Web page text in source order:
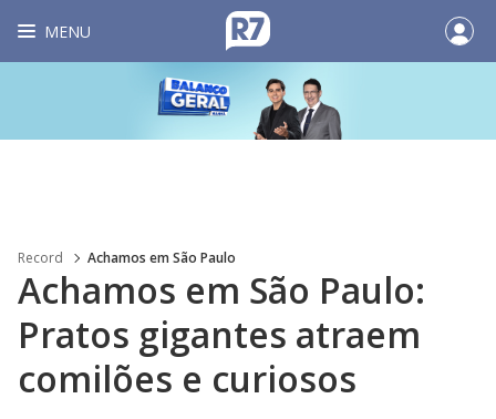
MENU
Record Achamos em São Paulo
Achamos em São Paulo:
Pratos gigantes atraem
comilões e curiosos